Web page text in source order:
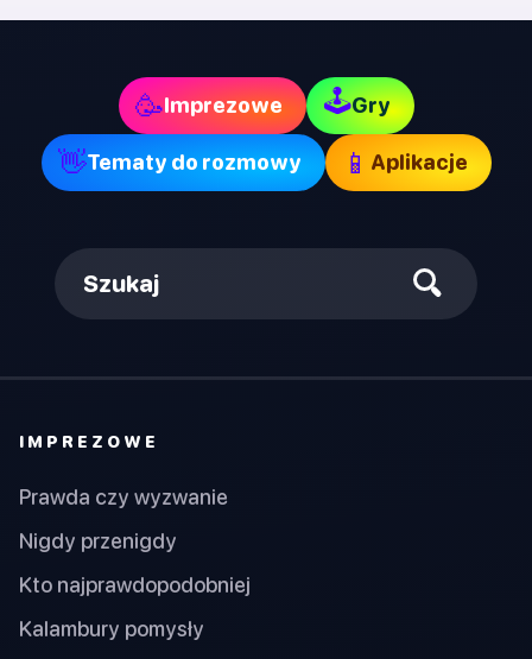
🥳Imprezowe 🕹Gry
👋Tematy do rozmowy 📱 Aplikacje
Szukaj
IMPREZOWE
Prawda czy wyzwanie
Nigdy przenigdy
Kto najprawdopodobniej
Kalambury pomysły